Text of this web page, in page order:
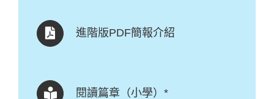
進階版PDF簡報介紹
閱讀篇章（小學）*